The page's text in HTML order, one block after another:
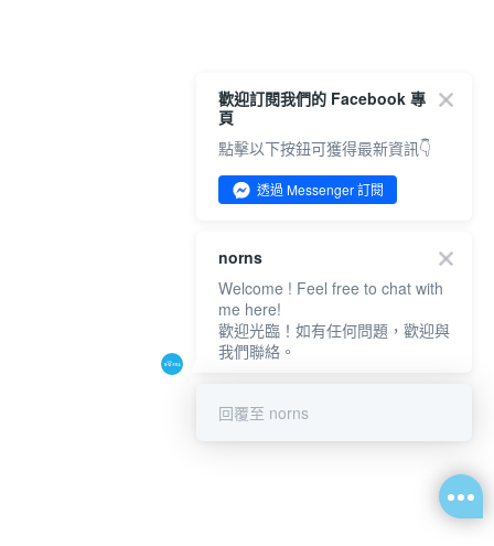
歡迎訂閱我們的 Facebook 專
頁
點擊以下按鈕可獲得最新資訊👇
透過 Messenger 訂閱
norns
Welcome ! Feel free to chat with
me here!
歡迎光臨！如有任何問題，歡迎與
我們聯絡。
回覆至 norns